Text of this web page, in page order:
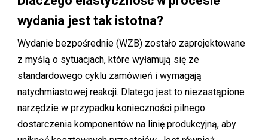
wydania jest tak istotna?
Wydanie bezpośrednie (WZB) zostało zaprojektowane
z myślą o sytuacjach, które wyłamują się ze
standardowego cyklu zamówień i wymagają
natychmiastowej reakcji. Dlatego jest to niezastąpione
narzędzie w przypadku konieczności pilnego
dostarczenia komponentów na linię produkcyjną, aby